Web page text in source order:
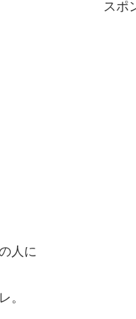
スポ
人に
。